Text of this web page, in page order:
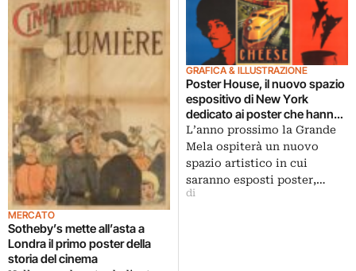
MERCATO
Sotheby’s mette all’asta a
Londra il primo poster della
storia del cinema
GRAFICA & ILLUSTRAZIONE
Poster House, il nuovo spazio
espositivo di New York
dedicato ai poster che hanno
fatto epoca
L’anno prossimo la Grande
Mela ospiterà un nuovo
spazio artistico in cui
saranno esposti poster,…
di